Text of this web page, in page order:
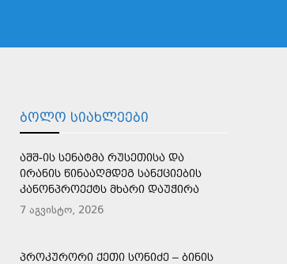
ᲑᲝᲚᲝ ᲡᲘᲐᲮᲚᲔᲔᲑᲘ
ᲐᲨᲨ-ᲘᲡ ᲡᲔᲜᲐᲢᲛᲐ ᲠᲣᲡᲔᲗᲘᲡᲐ ᲓᲐ
ᲘᲠᲐᲜᲘᲡ ᲬᲘᲜᲐᲐᲦᲛᲓᲔᲒ ᲡᲐᲜᲥᲪᲘᲔᲑᲘᲡ
ᲙᲐᲜᲝᲜᲞᲠᲝᲔᲥᲢᲡ ᲛᲮᲐᲠᲘ ᲓᲐᲣᲭᲘᲠᲐ
7 აგვისტო, 2026
ᲞᲠᲝᲙᲣᲠᲝᲠᲘ ᲥᲔᲗᲘ ᲡᲝᲜᲘᲫᲔ – ᲑᲘᲜᲘᲡ